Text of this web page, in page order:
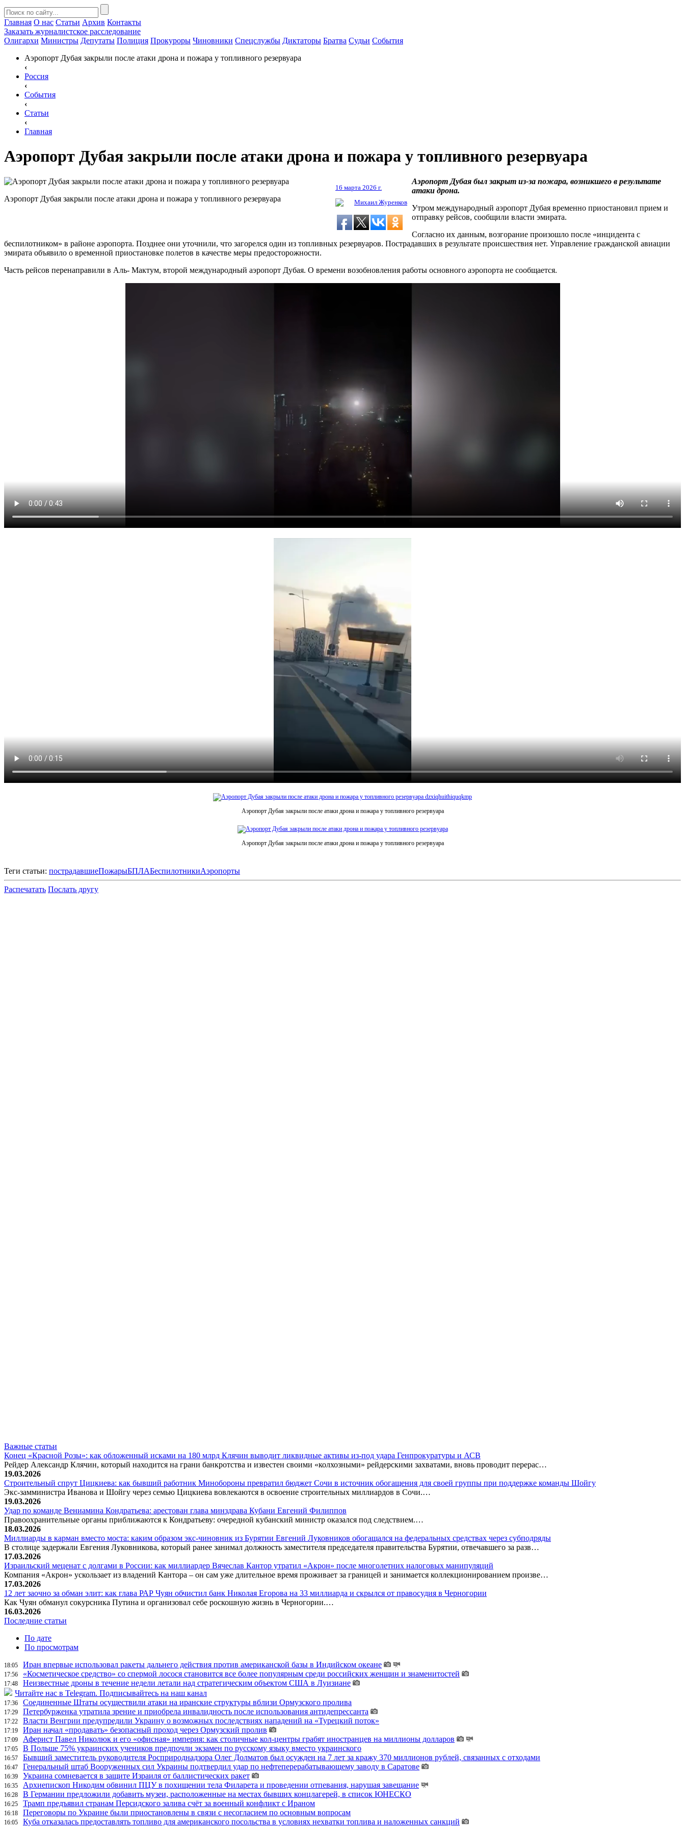
Главная О нас Статьи Архив Контакты
Заказать журналистское расследование
Олигархи Министры Депутаты Полиция Прокуроры Чиновники Спецслужбы Диктаторы Братва Судьи События
Аэропорт Дубая закрыли после атаки дрона и пожара у топливного резервуара
‹
Россия
‹
События
‹
Статьи
‹
Главная
Аэропорт Дубая закрыли после атаки дрона и пожара у топливного резервуара
Аэропорт Дубая закрыли после атаки дрона и пожара у топливного резервуара
16 марта 2026 г.
Михаил Журенков
Аэропорт Дубая был закрыт из-за пожара, возникшего в результате
атаки дрона.
Утром международный аэропорт Дубая временно приостановил прием и
отправку рейсов, сообщили власти эмирата.
Согласно их данным, возгорание произошло после «инцидента с
беспилотником» в районе аэропорта. Позднее они уточнили, что загорелся один из топливных резервуаров. Пострадавших в результате происшествия нет. Управление гражданской авиации
эмирата объявило о временной приостановке полетов в качестве меры предосторожности.
Часть рейсов перенаправили в Аль- Мактум, второй международный аэропорт Дубая. О времени возобновления работы основного аэропорта не сообщается.
Аэропорт Дубая закрыли после атаки дрона и пожара у топливного резервуара
Аэропорт Дубая закрыли после атаки дрона и пожара у топливного резервуара
Теги статьи: пострадавшиеПожарыБПЛАБеспилотникиАэропорты
Распечатать Послать другу
Важные статьи
Конец «Красной Розы»: как обложенный исками на 180 млрд Клячин выводит ликвидные активы из-под удара Генпрокуратуры и АСВ
Рейдер Александр Клячин, который находится на грани банкротства и известен своими «колхозными» рейдерскими захватами, вновь проводит перерас…
19.03.2026
Строительный спрут Цицкиева: как бывший работник Минобороны превратил бюджет Сочи в источник обогащения для своей группы при поддержке команды Шойгу
Экс-замминистра Иванова и Шойгу через семью Цицкиева вовлекаются в освоение строительных миллиардов в Сочи.…
19.03.2026
Удар по команде Вениамина Кондратьева: арестован глава минздрава Кубани Евгений Филиппов
Правоохранительные органы приближаются к Кондратьеву: очередной кубанский министр оказался под следствием.…
18.03.2026
Миллиарды в карман вместо моста: каким образом экс-чиновник из Бурятии Евгений Луковников обогащался на федеральных средствах через субподряды
В столице задержали Евгения Луковникова, который ранее занимал должность заместителя председателя правительства Бурятии, отвечавшего за разв…
17.03.2026
Израильский меценат с долгами в России: как миллиардер Вячеслав Кантор утратил «Акрон» после многолетних налоговых манипуляций
Компания «Акрон» ускользает из владений Кантора – он сам уже длительное время проживает за границей и занимается коллекционированием произве…
17.03.2026
12 лет заочно за обман элит: как глава РАР Чуян обчистил банк Николая Егорова на 33 миллиарда и скрылся от правосудия в Черногории
Как Чуян обманул сокурсника Путина и организовал себе роскошную жизнь в Черногории.…
16.03.2026
Последние статьи
По дате
По просмотрам
18:05 Иран впервые использовал ракеты дальнего действия против американской базы в Индийском океане
17:56 «Косметическое средство» со спермой лосося становится все более популярным среди российских женщин и знаменитостей
17:48
Неизвестные дроны в течение недели летали над стратегическим объектом США в Луизиане
Читайте нас в Telegram. Подписывайтесь на наш канал
17:36 Соединенные Штаты осуществили атаки на иранские структуры вблизи Ормузского пролива
17:29 Петербурженка утратила зрение и приобрела инвалидность после использования антидепрессанта
17:22 Власти Венгрии предупредили Украину о возможных последствиях нападений на «Турецкий поток»
17:19 Иран начал «продавать» безопасный проход через Ормузский пролив
17:09 Аферист Павел Николюк и его «офисная» империя: как столичные кол-центры грабят иностранцев на миллионы долларов
17:05 В Польше 75% украинских учеников предпочли экзамен по русскому языку вместо украинского
16:57 Бывший заместитель руководителя Росприроднадзора Олег Долматов был осужден на 7 лет за кражу 370 миллионов рублей, связанных с отходами
16:47 Генеральный штаб Вооруженных сил Украины подтвердил удар по нефтеперерабатывающему заводу в Саратове
16:39 Украина сомневается в защите Израиля от баллистических ракет
16:35 Архиепископ Никодим обвинил ПЦУ в похищении тела Филарета и проведении отпевания, нарушая завещание
16:28 В Германии предложили добавить музеи, расположенные на местах бывших концлагерей, в список ЮНЕСКО
16:25 Трамп предъявил странам Персидского залива счёт за военный конфликт с Ираном
16:18 Переговоры по Украине были приостановлены в связи с несогласием по основным вопросам
16:05 Куба отказалась предоставлять топливо для американского посольства в условиях нехватки топлива и наложенных санкций